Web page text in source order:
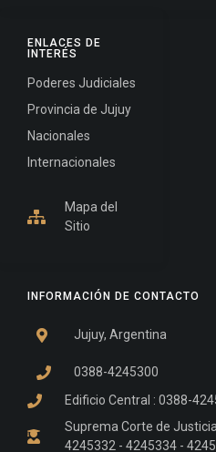
INFORMACIÓN DE CONTACTO
Jujuy, Argentina
0388-4245300
Edificio Central : 0388-
Suprema Corte de
4245332 - 4245334 -
ENLACES DE
INTERÉS
Poderes Judiciales
Provincia de Jujuy
Nacionales
Internacionales
Mapa del
Sitio